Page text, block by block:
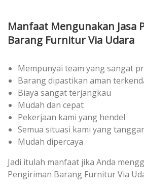
Manfaat Mengunakan Jasa
Barang Furnitur Via Udara
Mempunyai team yang sangat
Barang dipastikan aman
Biaya sangat terjangkau
Mudah dan cepat
Pekerjaan kami yang hendel
Semua situasi kami yang
Mudah dipercaya
Jadi itulah manfaat jika Anda
Pengiriman Barang Furnitur Via